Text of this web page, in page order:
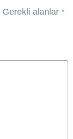
Gerekli alanlar *